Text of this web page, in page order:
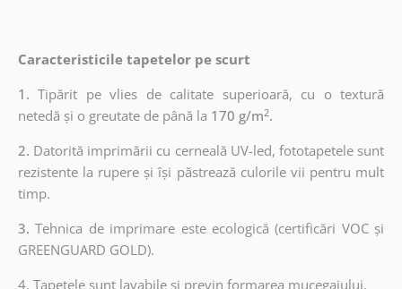
Caracteristicile tapetelor pe scurt
1.Tipărit pe vlies de calitate superioară, cu o textură
netedă și o greutate de până la 170 g/m2.
2. Datorită imprimării cu cerneală UV-led, fototapetele sunt
rezistente la rupere și își păstrează culorile vii pentru mult
timp.
3.Tehnica de imprimare este ecologică (certificări VOC și
GREENGUARD GOLD).
4. Tapetele sunt lavabile și previn formarea mucegaiului.